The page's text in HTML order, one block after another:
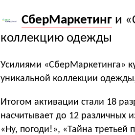
СберМаркетинг и
коллекцию одежды
Усилиями «СберМаркетинга»
уникальной коллекции
Итогом активации стали 18
насчитывает до 12 различных
«Ну, погоди!», «Тайна